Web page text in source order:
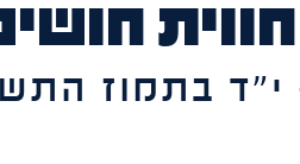
חווית
בתמוז התשפ״ה 30.6-